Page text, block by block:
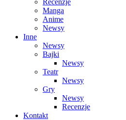
Manga
Anime
Newsy
Inne
Newsy
Bajki
Newsy
Teatr
Newsy
Gry
Newsy
Recenzje
Kontakt